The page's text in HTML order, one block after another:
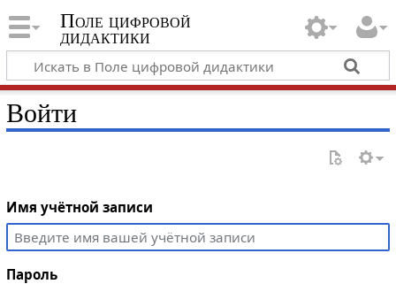
Поле цифровой
дидактики
Войти
Имя учётной записи
Пароль